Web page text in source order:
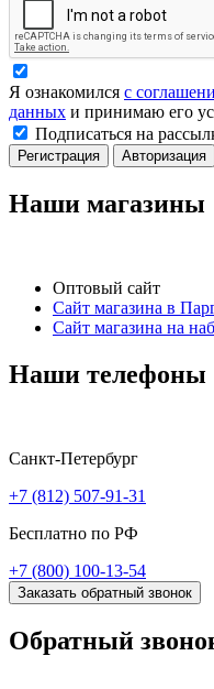
Я ознакомился с
данных и принимаю его
Подписаться на
Регистрация Авторизация
Наши магазины
Оптовый сайт
Сайт магазина в
Сайт магазина на
Наши телефоны
Санкт-Петербург
+7 (812) 507-91-31
Бесплатно по РФ
+7 (800) 100-13-54
Заказать обратный звонок
Обратный